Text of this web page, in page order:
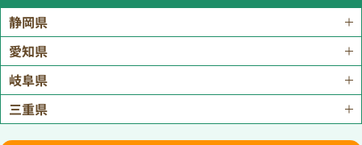
静岡県
愛知県
岐阜県
三重県